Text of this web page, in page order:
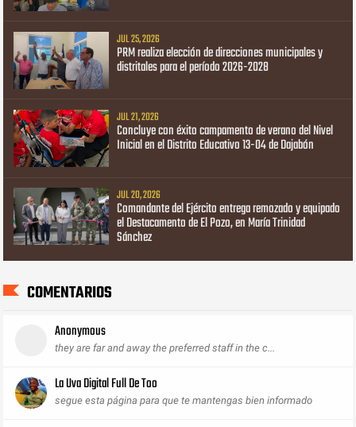
JUL 25, 2026
PRM realiza elección de direcciones municipales y
distritales para el período 2026-2028
JUL 21, 2026
Concluye con éxito campamento de verano del Nivel
Inicial en el Distrito Educativo 13-04 de Dajabón
JUL 20, 2026
Comandante del Ejército entrega remozado y equipado
el Destacamento de El Pozo, en María Trinidad
Sánchez
COMENTARIOS
Anonymous
they are far and away the preferred staff in the c...
La Uva Digital Full De Too
segue esta página para que te mantengas bien informado